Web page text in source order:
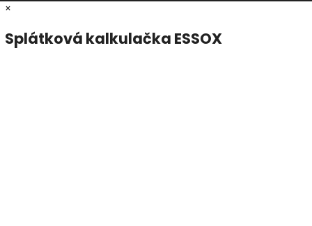
×
Splátková kalkulačka ESSOX